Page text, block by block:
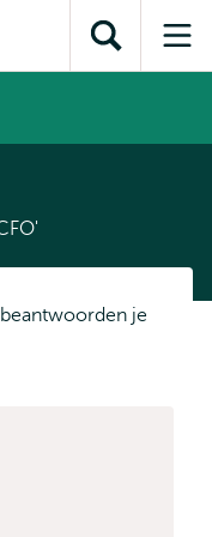
Direct naar
subnavigatieToon
zoekveld
je